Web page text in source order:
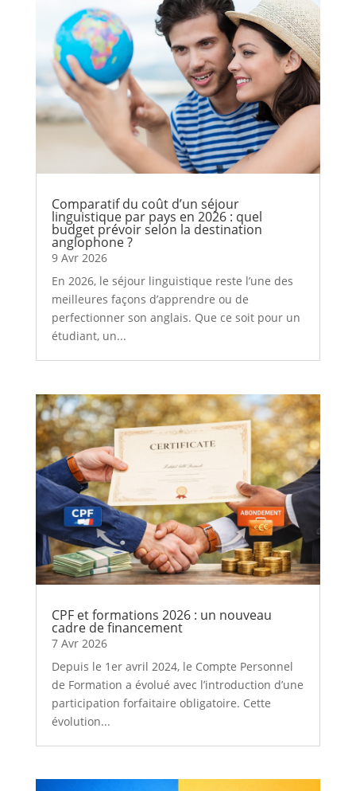
Comparatif du coût d’un séjour
linguistique par pays en 2026 : quel
budget prévoir selon la destination
anglophone ?
9 Avr 2026
En 2026, le séjour linguistique reste l’une des
meilleures façons d’apprendre ou de
perfectionner son anglais. Que ce soit pour un
étudiant, un...
CPF et formations 2026 : un nouveau
cadre de financement
7 Avr 2026
Depuis le 1er avril 2024, le Compte Personnel
de Formation a évolué avec l’introduction d’une
participation forfaitaire obligatoire. Cette
évolution...